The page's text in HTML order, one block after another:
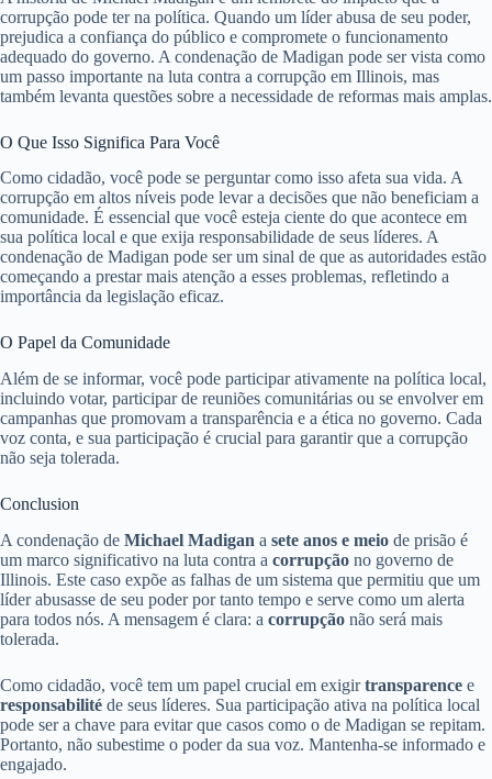
corrupção pode ter na política. Quando um líder abusa de seu poder,
prejudica a confiança do público e compromete o funcionamento
adequado do governo. A condenação de Madigan pode ser vista como
um passo importante na luta contra a corrupção em Illinois, mas
também levanta questões sobre a necessidade de reformas mais amplas.
O Que Isso Significa Para Você
Como cidadão, você pode se perguntar como isso afeta sua vida. A
corrupção em altos níveis pode levar a decisões que não beneficiam a
comunidade. É essencial que você esteja ciente do que acontece em
sua política local e que exija responsabilidade de seus líderes. A
condenação de Madigan pode ser um sinal de que as autoridades estão
começando a prestar mais atenção a esses problemas, refletindo a
importância da legislação eficaz.
O Papel da Comunidade
Além de se informar, você pode participar ativamente na política local,
incluindo votar, participar de reuniões comunitárias ou se envolver em
campanhas que promovam a transparência e a ética no governo. Cada
voz conta, e sua participação é crucial para garantir que a corrupção
não seja tolerada.
Conclusion
A condenação de Michael Madigan a sete anos e meio de prisão é
um marco significativo na luta contra a corrupção no governo de
Illinois. Este caso expõe as falhas de um sistema que permitiu que um
líder abusasse de seu poder por tanto tempo e serve como um alerta
para todos nós. A mensagem é clara: a corrupção não será mais
tolerada.
Como cidadão, você tem um papel crucial em exigirtransparence e
responsabilité de seus líderes. Sua participação ativa na política local
pode ser a chave para evitar que casos como o de Madigan se repitam.
Portanto, não subestime o poder da sua voz. Mantenha-se informado e
engajado.